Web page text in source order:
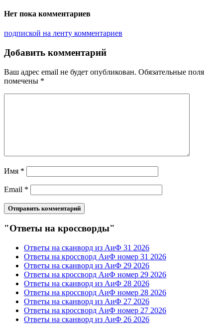
Нет пока комментариев
подпиской на ленту комментариев
Добавить комментарий
Ваш адрес email не будет опубликован. Обязательные поля
помечены *
Имя *
Email *
"Ответы на кроссворды"
Ответы на сканворд из АиФ 31 2026
Ответы на кроссворд АиФ номер 31 2026
Ответы на сканворд из АиФ 29 2026
Ответы на кроссворд АиФ номер 29 2026
Ответы на сканворд из АиФ 28 2026
Ответы на кроссворд АиФ номер 28 2026
Ответы на сканворд из АиФ 27 2026
Ответы на кроссворд АиФ номер 27 2026
Ответы на сканворд из АиФ 26 2026